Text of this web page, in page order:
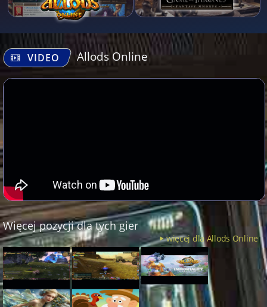
VIDEO Allods Online
Więcej pozycji dla tych gier
więcej dla Allods Online